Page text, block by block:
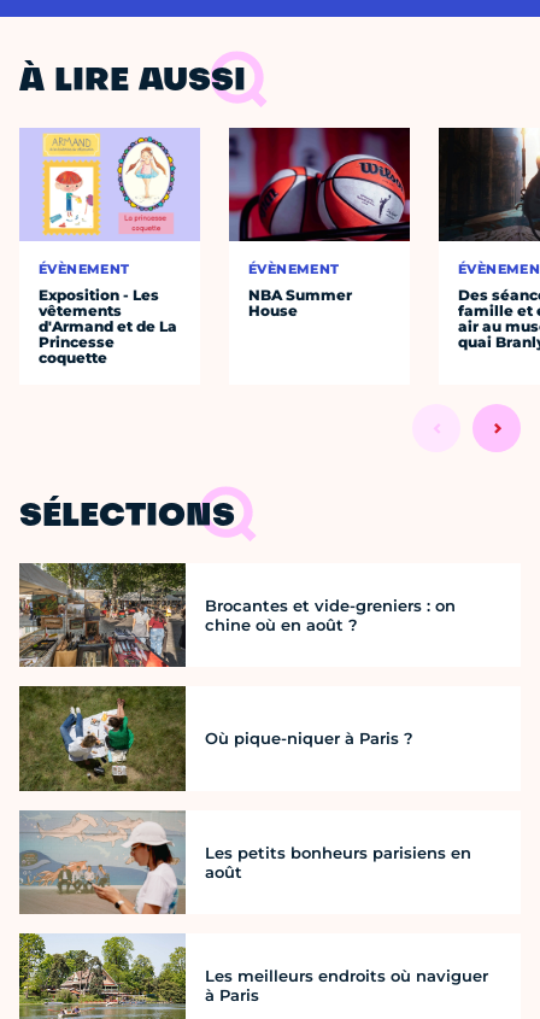
À LIRE AUSSI
ÉVÈNEMENT
Exposition - Les
vêtements
d'Armand et de La
Princesse
coquette
ÉVÈNEMENT
NBA Summer
House
Des
famille et
air au
quai
SÉLECTIONS
Brocantes et vide-greniers : on
chine où en août ?
Où pique-niquer à Paris ?
Les petits bonheurs parisiens en
août
Les meilleurs endroits où naviguer
à Paris